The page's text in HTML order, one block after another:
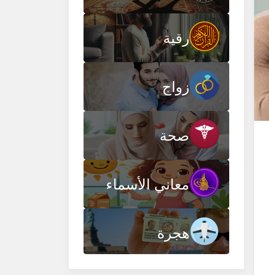
رقية
زواج
صحة
معاني الأسماء
هجرة